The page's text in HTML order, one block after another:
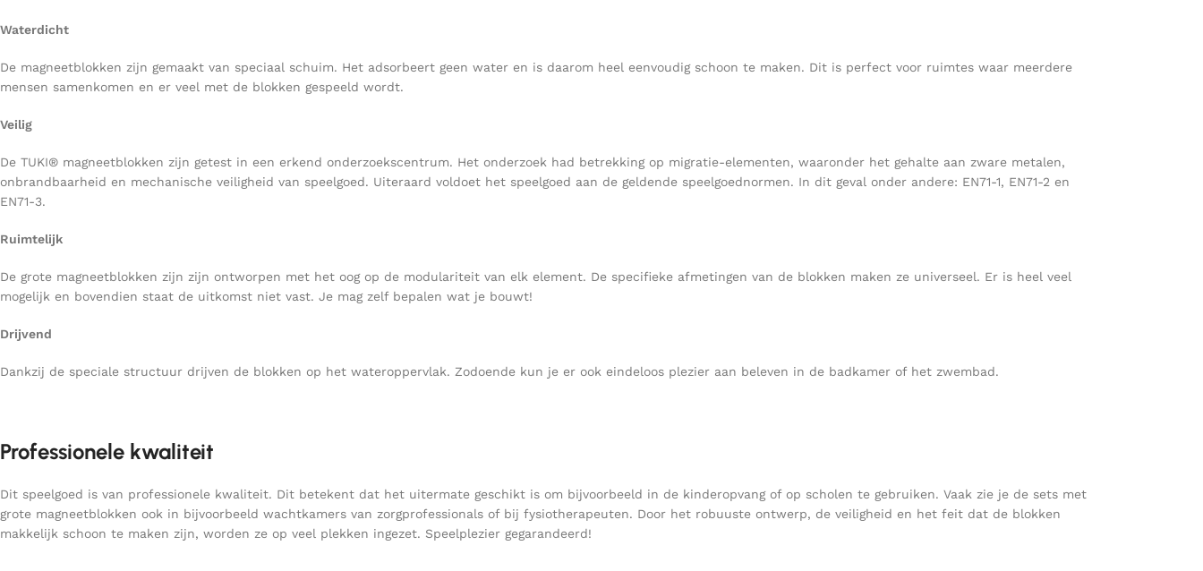
Waterdicht
De magneetblokken zijn gemaakt van speciaal schuim. Het adsorbeert geen water en is daarom heel eenvoudig schoon te maken. Dit is perfect voor ruimtes waar meerdere
mensen samenkomen en er veel met de blokken gespeeld wordt.
Veilig
De TUKI® magneetblokken zijn getest in een erkend onderzoekscentrum. Het onderzoek had betrekking op migratie-elementen, waaronder het gehalte aan zware metalen,
onbrandbaarheid en mechanische veiligheid van speelgoed. Uiteraard voldoet het speelgoed aan de geldende speelgoednormen. In dit geval onder andere: EN71-1, EN71-2 en
EN71-3.
Ruimtelijk
De grote magneetblokken zijn zijn ontworpen met het oog op de modulariteit van elk element. De specifieke afmetingen van de blokken maken ze universeel. Er is heel veel
mogelijk en bovendien staat de uitkomst niet vast. Je mag zelf bepalen wat je bouwt!
Drijvend
Dankzij de speciale structuur drijven de blokken op het wateroppervlak. Zodoende kun je er ook eindeloos plezier aan beleven in de badkamer of het zwembad.
Professionele kwaliteit
Dit speelgoed is van professionele kwaliteit. Dit betekent dat het uitermate geschikt is om bijvoorbeeld in de kinderopvang of op scholen te gebruiken. Vaak zie je de sets met
grote magneetblokken ook in bijvoorbeeld wachtkamers van zorgprofessionals of bij fysiotherapeuten. Door het robuuste ontwerp, de veiligheid en het feit dat de blokken
makkelijk schoon te maken zijn, worden ze op veel plekken ingezet. Speelplezier gegarandeerd!